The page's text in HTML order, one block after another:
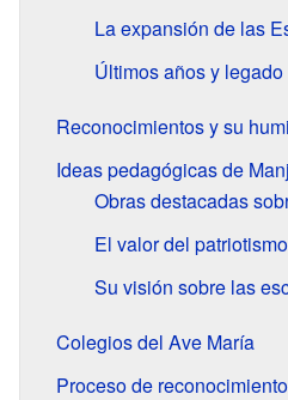
La expansión de las
Últimos años y legado
Reconocimientos y su
Ideas pedagógicas de
Obras destacadas
El valor del patriotismo
Su visión sobre las
Colegios del Ave María
Proceso de